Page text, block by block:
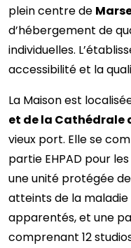
plein centre de
d’hébergement de
individuelles.
accessibilité et la
La Maison est
et de la Cathédrale
vieux port. Elle se
partie EHPAD pour
une unité protégée
atteints de la
apparentés, et une
comprenant 12